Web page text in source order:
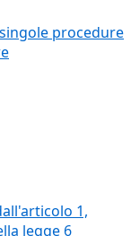
procedure
1,
legge 6